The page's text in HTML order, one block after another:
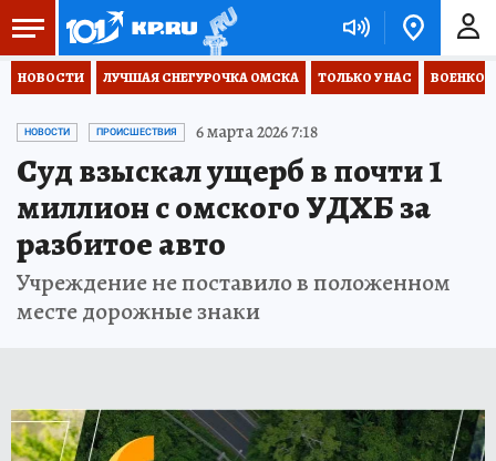
НОВОСТИ ЛУЧШАЯ СНЕГУРОЧКА ОМСКА ТОЛЬКО У НАС
НОВОСТИ ПРОИСШЕСТВИЯ 6 марта 2026 7:18
Суд взыскал ущерб в почти 1
миллион с омского УДХБ за
разбитое авто
Учреждение не поставило в положенном
месте дорожные знаки